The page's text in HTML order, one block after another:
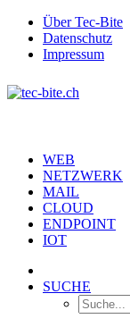
Über Tec-Bite
Datenschutz
Impressum
WEB
NETZWERK
MAIL
CLOUD
ENDPOINT
IOT
SUCHE